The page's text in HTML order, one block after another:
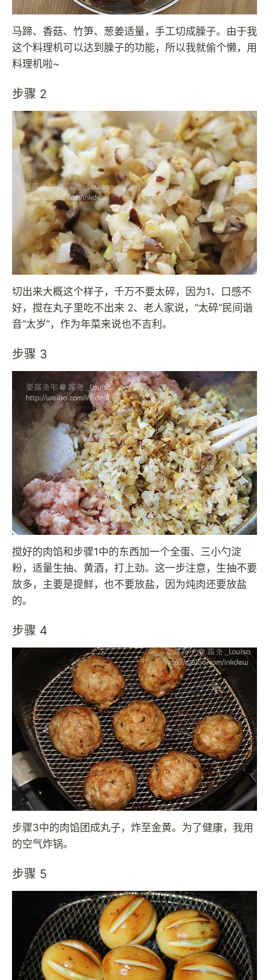
马蹄、香菇、竹笋、葱姜适量，手工切成臊子。由于我
这个料理机可以达到臊子的功能，所以我就偷个懒，用
料理机啦~
步骤 2
切出来大概这个样子，千万不要太碎，因为1、口感不
好，搅在丸子里吃不出来 2、老人家说，“太碎”民间谐
音“太岁”，作为年菜来说也不吉利。
步骤 3
搅好的肉馅和步骤1中的东西加一个全蛋、三小勺淀
粉，适量生抽、黄酒，打上劲。这一步注意，生抽不要
放多，主要是提鲜，也不要放盐，因为炖肉还要放盐
的。
步骤 4
步骤3中的肉馅团成丸子，炸至金黄。为了健康，我用
的空气炸锅。
步骤 5